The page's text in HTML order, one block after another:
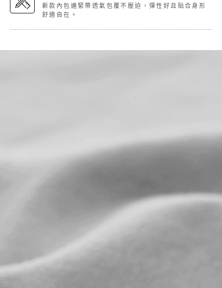
新款內包邊緊帶透氣包覆不壓迫，彈性好且貼合身形
舒適自在。